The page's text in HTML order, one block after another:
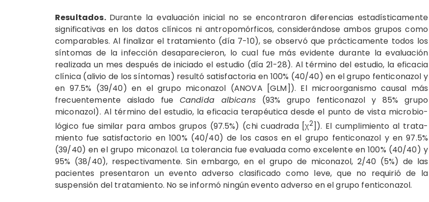
Resultados. Durante la evaluación inicial no se encontraron diferencias estadística­mente
significativas en los datos clínicos ni antropomórficos, con­siderándose ambos grupos co­mo
comparables. Al finalizar el tratamiento (día 7-10), se obser­vó que prácticamente todos los
síntomas de la infección desapa­recieron, lo cual fue más eviden­te durante la evaluación
realiza­da un mes después de iniciado el estudio (día 21-28). Al término del estudio, la eficacia
clínica (alivio de los síntomas) resultó satisfactoria en 100% (40/40) en el grupo fenticonazol y
en 97.5% (39/40) en el grupo miconazol (ANOVA [GLM]). El microorganis­mo causal más
frecuentemente aislado fue Candida albicans(93% grupo fenticonazol y 85% grupo
miconazol). Al término del estudio, la eficacia terapéutica desde el punto de vista microbio­
lógico fue similar para ambos grupos (97.5%) (chi cuadrada [χ2]). El cumplimiento al trata­
miento fue satisfactorio en 100% (40/40) de los casos en el grupo fenticonazol y en 97.5%
(39/40) en el grupo miconazol. La tolerancia fue evaluada como exce­lente en 100% (40/40) y
95% (38/40), respectivamente. Sin embargo, en el grupo de micona­zol, 2/40 (5%) de las
pacientes presentaron un evento adverso clasificado como leve, que no re­quirió de la
suspensión del trata­miento. No se informó ningún evento adverso en el grupo fenti­conazol.